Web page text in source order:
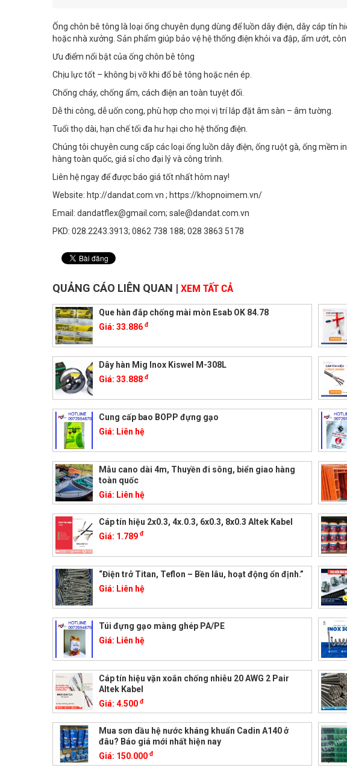
Ống chôn bê tông là loại ống chuyên dụng dùng để luồn dây điện, dây cáp tín
hoặc nhà xưởng. Sản phẩm giúp bảo vệ hệ thống điện khỏi va đập, ẩm ướt,
Ưu điểm nổi bật của ống chôn bê tông
Chịu lực tốt – không bị vỡ khi đổ bê tông hoặc nén ép.
Chống cháy, chống ẩm, cách điện an toàn tuyệt đối.
Dễ thi công, dễ uốn cong, phù hợp cho mọi vị trí lắp đặt âm sàn – âm tường.
Tuổi thọ dài, hạn chế tối đa hư hại cho hệ thống điện.
Chúng tôi chuyên cung cấp các loại ống luồn dây điện, ống ruột gà, ống mềm
hàng toàn quốc, giá sỉ cho đại lý và công trình.
Liên hệ ngay để được báo giá tốt nhất hôm nay!
Website: htp://dandat.com.vn ; https://khopnoimem.vn/
Email: dandatflex@gmail.com; sale@dandat.com.vn
PKD: 028.2243.3913; 0862 738 188; 028 3863 5178
QUẢNG CÁO LIÊN QUAN | XEM TẤT CẢ
Que hàn đắp chống mài mòn Esab OK 84.78
Giá: 33.886 đ
Dây hàn Mig Inox Kiswel M-308L
Giá: 33.888 đ
Cung cấp bao BOPP đựng gạo
Giá: Liên hệ
Mẫu cano dài 4m, Thuyền đi sông, biển giao hàng
toàn quốc
Giá: Liên hệ
Cáp tín hiệu 2x0.3, 4x.0.3, 6x0.3, 8x0.3 Altek Kabel
Giá: 1.789 đ
“Điện trở Titan, Teflon – Bền lâu, hoạt động ổn định.”
Giá: Liên hệ
Túi đựng gạo màng ghép PA/PE
Giá: Liên hệ
Cáp tín hiệu vặn xoắn chống nhiễu 20 AWG 2 Pair
Altek Kabel
Giá: 4.500 đ
Mua sơn dầu hệ nước kháng khuẩn Cadin A140 ở
đâu? Báo giá mới nhất hiện nay
Giá: 150.000 đ